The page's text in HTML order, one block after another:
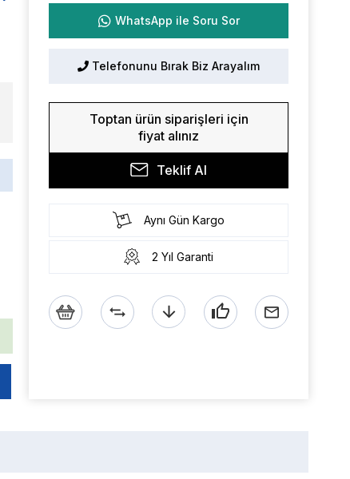
WhatsApp ile Soru Sor
Telefonunu Bırak Biz Arayalım
Toptan ürün siparişleri için
fiyat alınız
Teklif Al
Aynı Gün Kargo
2 Yıl Garanti